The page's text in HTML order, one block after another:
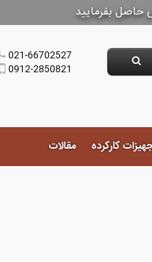
حاصل بفرمایید
021-66702527
0912-2850821
کارکرده مقالات